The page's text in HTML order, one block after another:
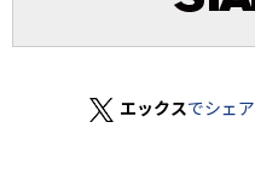
エックスでシェア